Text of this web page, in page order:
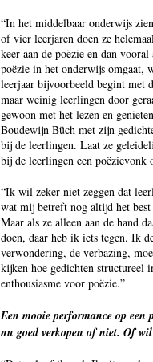
“In het middelbaar onderwijs
of vier leerjaren doen ze
keer aan de poëzie en dan
poëzie in het onderwijs omgaat,
leerjaar bijvoorbeeld begint met
maar weinig leerlingen door
gewoon met het lezen en
Boudewijn Büch met zijn
bij de leerlingen. Laat ze
bij de leerlingen een poëzievonk
“Ik wil zeker niet zeggen dat
wat mij betreft nog altijd het
Maar als ze alleen aan de hand
doen, daar heb ik iets tegen. Ik
verwondering, de verbazing,
kijken hoe gedichten structureel
enthousiasme voor poëzie.”
Een mooie performance op
nu goed verkopen of niet. Of